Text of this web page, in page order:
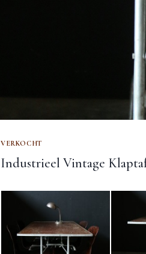
VERKOCHT
Industrieel Vintage